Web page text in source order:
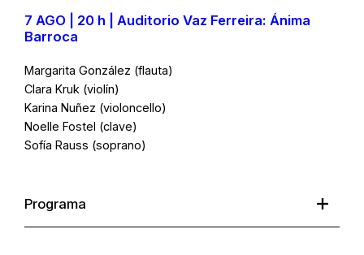
7 AGO | 20 h | Auditorio Vaz Ferreira: Ánima
Barroca
Margarita González (flauta)
Clara Kruk (violín)
Karina Nuñez (violoncello)
Noelle Fostel (clave)
Sofía Rauss (soprano)
Programa